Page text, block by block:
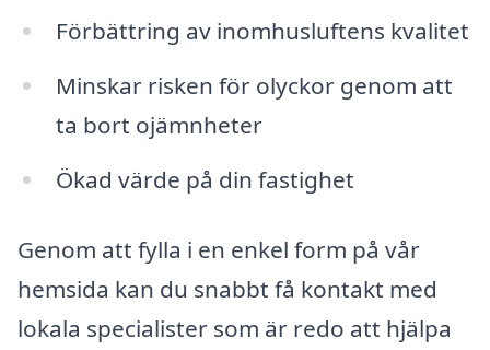
Förbättring av inomhusluftens kvalitet
Minskar risken för olyckor genom att
ta bort ojämnheter
Ökad värde på din fastighet
Genom att fylla i en enkel form på vår
hemsida kan du snabbt få kontakt med
lokala specialister som är redo att hjälpa